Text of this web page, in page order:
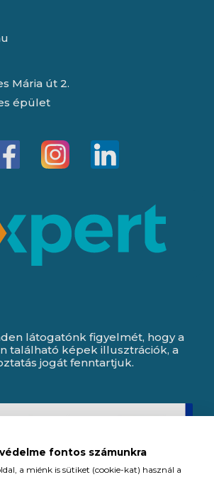
Mária út 2.
épület
látogatónk figyelmét, hogy a
található képek illusztrációk, a
jogát fenntartjuk.
fontos számunkra
a miénk is sütiket (cookie-kat) használ a